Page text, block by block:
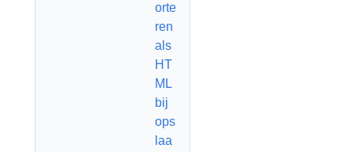
orte
ren
als
HT
ML
bij
ops
laa